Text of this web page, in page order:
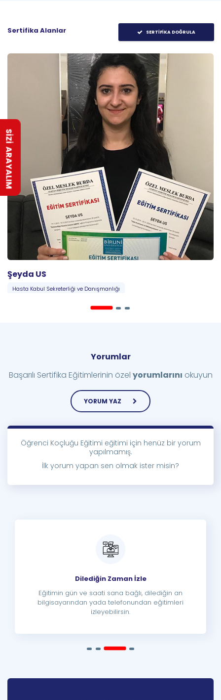
Sertifika Alanlar SERTİFİKA DOĞRULA
Şeyda US
Hasta Kabul Sekreterliği ve Danışmanlığı
Yorumlar
Başarılı Sertifika Eğitimlerinin özel yorumlarını okuyun
YORUM YAZ
Öğrenci Koçluğu Eğitimi eğitimi için henüz bir yorum
yapılmamış.
İlk yorum yapan sen olmak ister misin?
Dilediğin Zaman İzle
Eğitimin gün ve saati sana bağlı, dilediğin an
bilgisayarından yada telefonundan eğitimleri
izleyebilirsin.
SİZİ ARAYALIM